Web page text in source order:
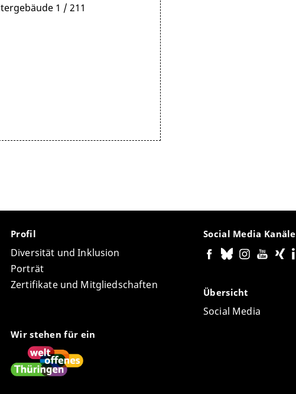
1 / 211
Profil
Diversität und Inklusion
Porträt
Zertifikate und Mitgliedschaften
Wir stehen für ein
Social Media Kanäle
Übersicht
Social Media